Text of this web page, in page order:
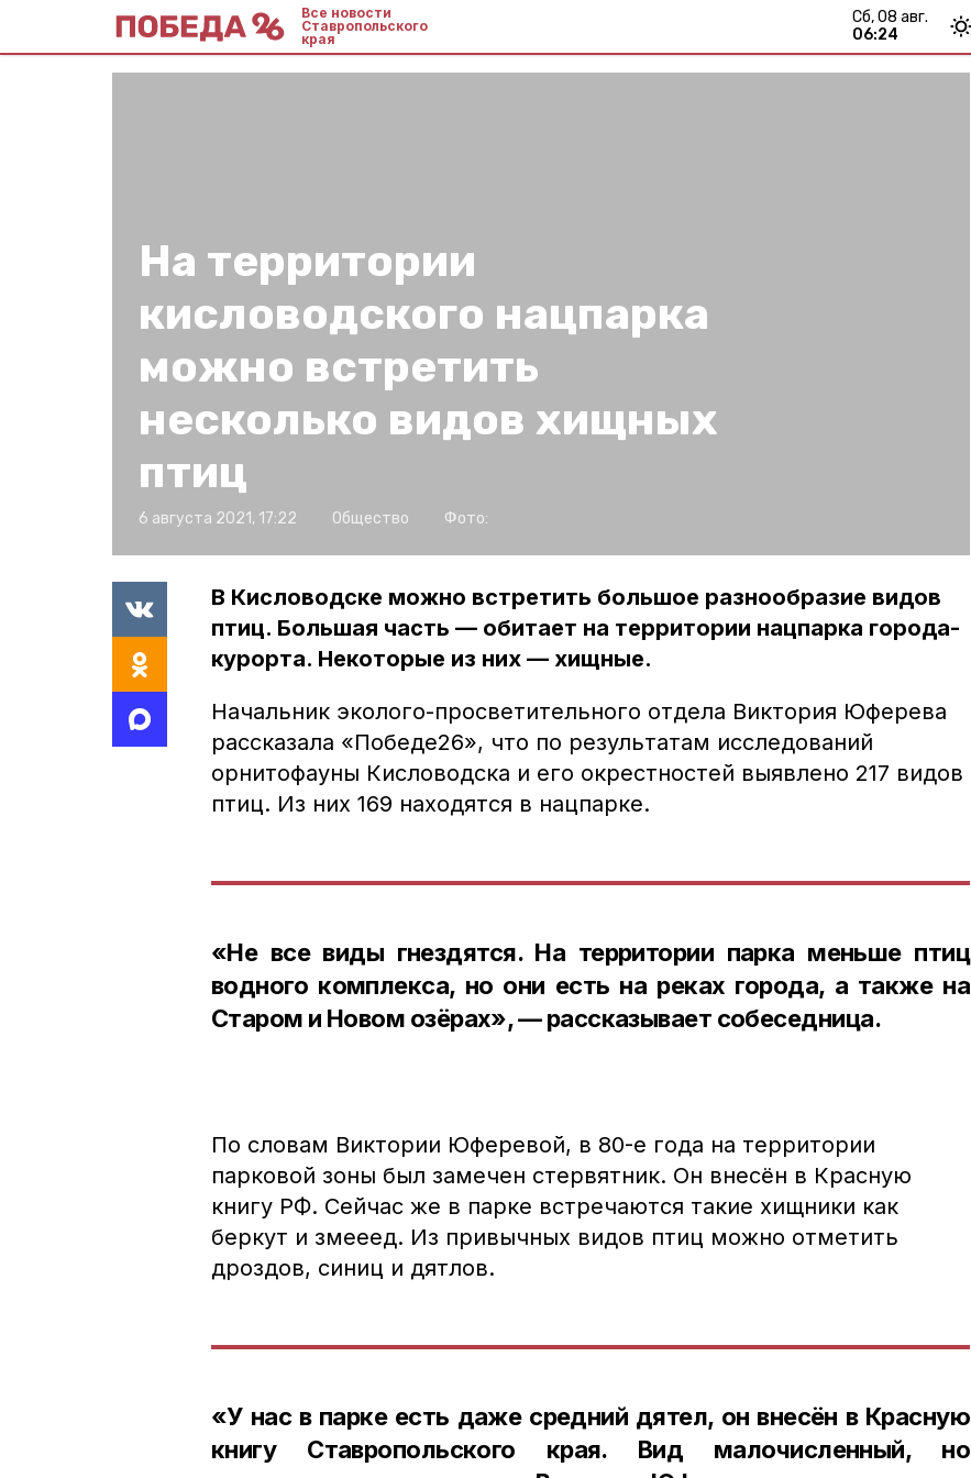
Все новости
Ставропольского
края
сб, 08 авг.
06:24
На территории
кисловодского нацпарка
можно встретить
несколько видов хищных
птиц
6 августа 2021, 17:22 Общество Фото:
В Кисловодске можно встретить большое разнообразие видов
птиц. Большая часть — обитает на территории нацпарка города-
курорта. Некоторые из них — хищные.
Начальник эколого-просветительного отдела Виктория Юферева
рассказала «Победе26», что по результатам исследований
орнитофауны Кисловодска и его окрестностей выявлено 217 видов
птиц. Из них 169 находятся в нацпарке.
«Не все виды гнездятся. На территории парка меньше птиц
водного комплекса, но они есть на реках города, а также на
Старом и Новом озёрах», — рассказывает собеседница.
По словам Виктории Юферевой, в 80-е года на территории
парковой зоны был замечен стервятник. Он внесён в Красную
книгу РФ. Сейчас же в парке встречаются такие хищники как
беркут и змееед. Из привычных видов птиц можно отметить
дроздов, синиц и дятлов.
«У нас в парке есть даже средний дятел, он внесён в Красную
книгу Ставропольского края. Вид малочисленный, но